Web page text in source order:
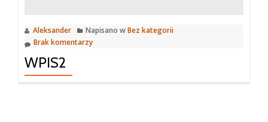
Aleksander Napisano wBez kategorii
Brak komentarzy
WPIS2